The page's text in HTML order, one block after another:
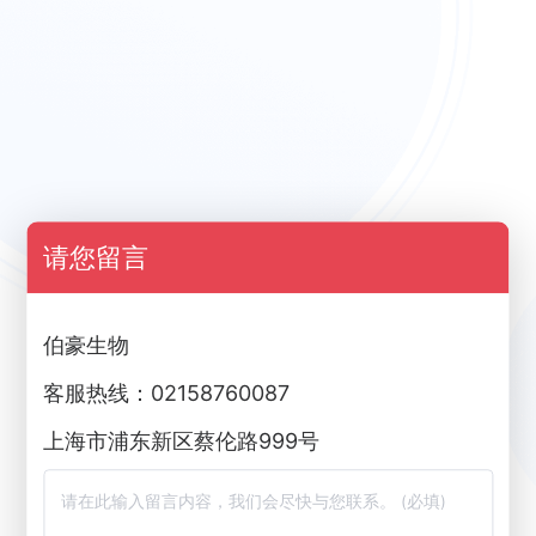
请您留言
伯豪生物
客服热线：02158760087
上海市浦东新区蔡伦路999号